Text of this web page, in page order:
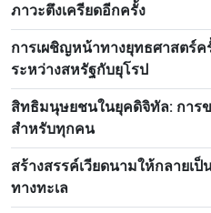
ภาวะตึงเครียดอีกครั้ง
การเผชิญหน้าทางยุทธศาสตร์ค
ระหว่างสหรัฐกับยุโรป
สิทธิมนุษยชนในยุคดิจิทัล: การ
สำหรับทุกคน
สร้างสรรค์เวียดนามให้กลายเ
ทางทะเล